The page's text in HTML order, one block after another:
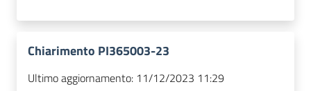
Chiarimento PI365003-23
Ultimo aggiornamento: 11/12/2023 11:29